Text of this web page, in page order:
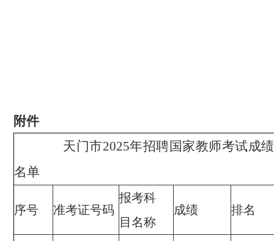
附件
天门市2025年招聘国家教师考试成
名单
序号 准考证号码
报考科
目名称
成绩 排名